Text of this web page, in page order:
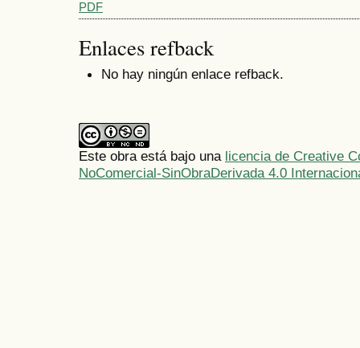
PDF
Enlaces refback
No hay ningún enlace refback.
Este obra está bajo una licencia de Creative
NoComercial-SinObraDerivada 4.0